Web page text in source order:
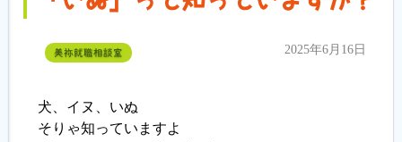
美祢就職相談室 2025年6月16日
犬、イヌ、いぬ
そりゃ知っていますよ